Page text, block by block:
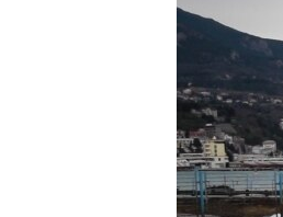
КРЫМ.НЕПОКОРЕННЫЙ
УКРАИНСКАЯ ПРОБЛЕМА КРЫМА